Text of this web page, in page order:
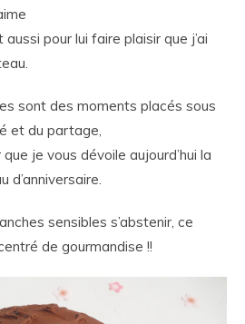
pour lui faire plaisir que j’ai
sont des moments placés sous
et du partage,
je vous dévoile aujourd’hui la
d’anniversaire.
sensibles s’abstenir, ce
de gourmandise !!